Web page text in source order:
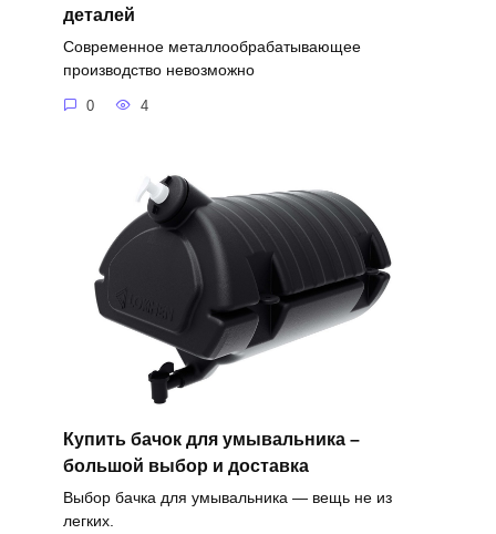
деталей
Современное металлообрабатывающее
производство невозможно
0 4
Купить бачок для умывальника –
большой выбор и доставка
Выбор бачка для умывальника — вещь не из
легких.